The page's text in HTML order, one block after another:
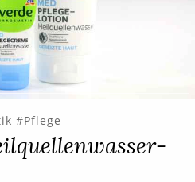
Pflege